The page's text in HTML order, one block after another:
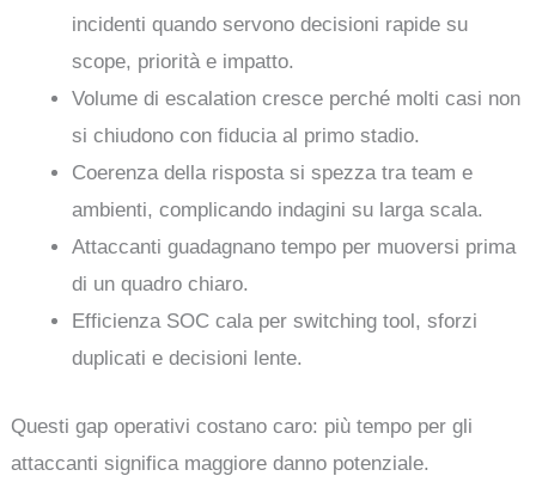
incidenti quando servono decisioni rapide su
scope, priorità e impatto.
Volume di escalation cresce perché molti casi non
si chiudono con fiducia al primo stadio.
Coerenza della risposta si spezza tra team e
ambienti, complicando indagini su larga scala.
Attaccanti guadagnano tempo per muoversi prima
di un quadro chiaro.
Efficienza SOC cala per switching tool, sforzi
duplicati e decisioni lente.
Questi gap operativi costano caro: più tempo per gli
attaccanti significa maggiore danno potenziale.